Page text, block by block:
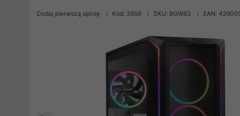
Dodaj pierwszą opinię Kod: 3656 SKU: BGW63 EAN: